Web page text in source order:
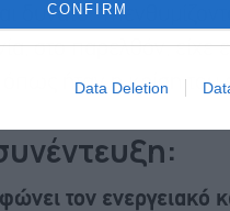
CONFIRM
Data Deletion
δυνατό.
στο παρελθόν, είχε
όπως ήταν η κρίση
τον ενεργειακό